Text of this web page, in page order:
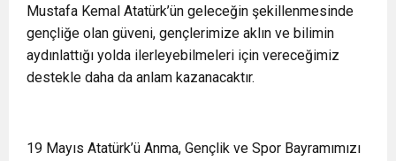
Mustafa Kemal Atatürk’ün geleceğin şekillenmesinde
gençliğe olan güveni, gençlerimize aklın ve bilimin
aydınlattığı yolda ilerleyebilmeleri için vereceğimiz
destekle daha da anlam kazanacaktır.
19 Mayıs Atatürk’ü Anma, Gençlik ve Spor Bayramımızı